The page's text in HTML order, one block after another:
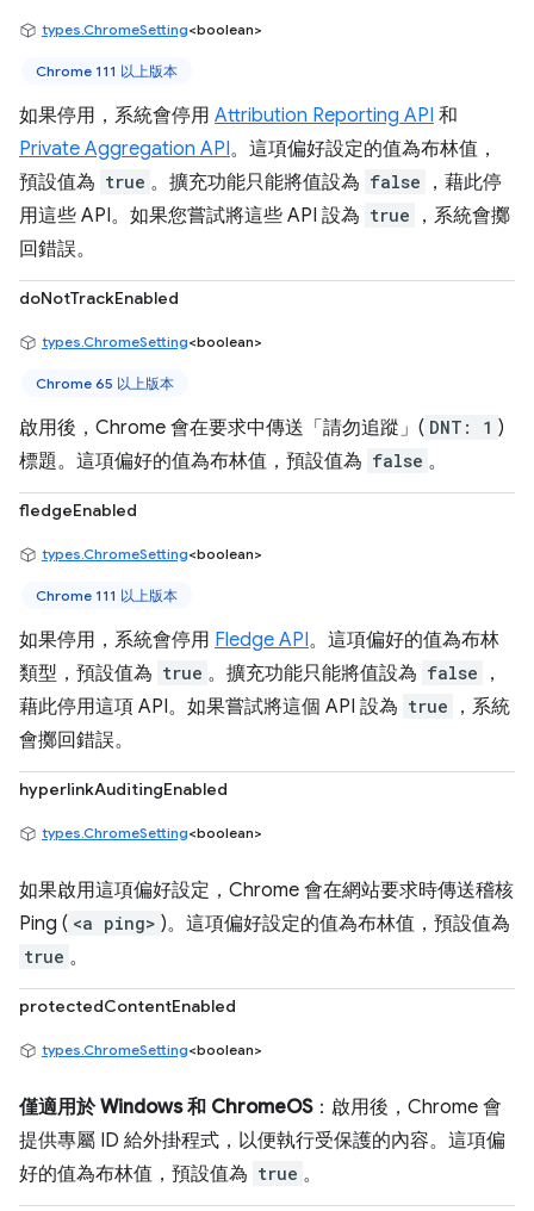
types.ChromeSetting<boolean>
Chrome 111 以上版本
如果停用，系統會停用 Attribution Reporting API 和
Private Aggregation API。這項偏好設定的值為布林值，
預設值為 true 。擴充功能只能將值設為 false
，藉此停
用這些 API。如果您嘗試將這些 API 設為 true
，系統會擲
回錯誤。
doNotTrackEnabled
types.ChromeSetting<boolean>
Chrome 65 以上版本
啟用後，Chrome 會在要求中傳送「請勿追蹤」( DNT: 1 )
標題。這項偏好的值為布林值，預設值為 false 。
fledgeEnabled
types.ChromeSetting<boolean>
Chrome 111 以上版本
如果停用，系統會停用 Fledge API。這項偏好的值為布林
類型，預設值為 true 。擴充功能只能將值設為 false
，
藉此停用這項 API。如果嘗試將這個 API 設為 true
，系統
會擲回錯誤。
hyperlinkAuditingEnabled
types.ChromeSetting<boolean>
如果啟用這項偏好設定，Chrome 會在網站要求時傳送稽核
Ping ( <a ping> )。這項偏好設定的值為布林值，預設值為
true 。
protectedContentEnabled
types.ChromeSetting<boolean>
僅適用於 Windows 和 ChromeOS：啟用後，Chrome 會
提供專屬 ID 給外掛程式，以便執行受保護的內容。這項偏
好的值為布林值，預設值為 true 。